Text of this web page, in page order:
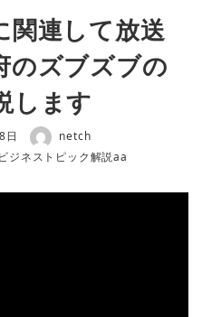
関連して放送
のズブズブの
します
日 著者 netch
ジネストピック解説aa